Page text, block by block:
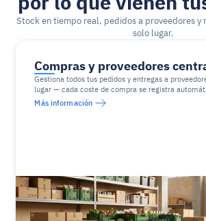
Stock en tiempo real, pedidos a proveedores y
solo lugar.
Compras y proveedores
Gestiona todos tus pedidos y entregas a
lugar — cada coste de compra se registra
Más información